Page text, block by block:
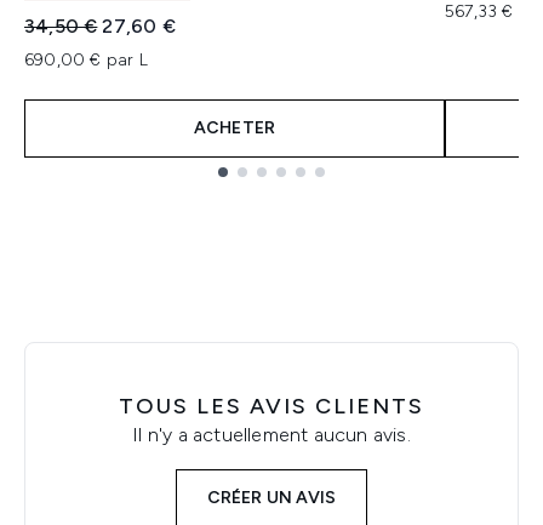
Prix de vente :
34,50 €Prix ​​actuel :
27,60 €
690,00 € par L
ACHETER
567,33 €
TOUS LES AVIS CLIENTS
Il n'y a actuellement aucun avis.
CRÉER UN AVIS